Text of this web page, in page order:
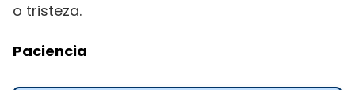
o tristeza.
Paciencia